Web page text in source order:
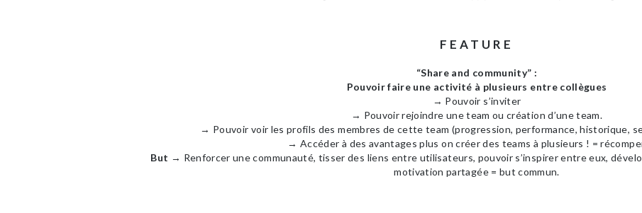
FEATURE
“Share and community” :
Pouvoir faire une activité à plusieurs entre collègues
→ Pouvoir s’inviter
→ Pouvoir rejoindre une team ou création d’une team.
→ Pouvoir voir les profils des membres de cette team (progression, performance, historique,
→ Accéder à des avantages plus on créer des teams à plusieurs ! =
But → Renforcer une communauté, tisser des liens entre utilisateurs, pouvoir s’inspirer entre eux,
motivation partagée = but commun.